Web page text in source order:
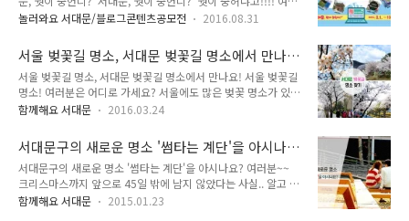
요 명소, 축제, 맛집, 미담사례, 역사·문화탐방 후기 등 ● 접수
국민 누구나(지역, 연령 제한 없음) ● 응모방법 - 이메일 접수 ..
분이 찾아주세요!! ^^ 「제4회 서대문구 블로그 콘텐츠 공모
숨은 곳, 맛집, 역사·문화 탐방 등 알릴 수 있는 기회랍니다~
TONG지기가 자세히 알려드릴게요! 「제4회 서대문구 블로그
콘텐츠 공모전」 참여 안내! ▶ 공모주제 - 서대문구의 과거와
현재 모습이 담긴 사진, 동영상 속 자신만의 이야기 - 서대문구의
숨은 명소, 맛집, 역사·문화탐방 후기, 축제 등 다양한 이야기 ▶
및 서약서 첨부, 이메일로 제출 ▶ 신청기간 - 2..
놀러와요 서대문/블로그콘텐츠공모전 2016.08.31
서울 벚꽃길 명소, 서대문 벚꽃길 명소에서 만나
요!
서울 벚꽃길 명소, 서대문 벚꽃길 명소에서 만나요! 서울 벚꽃길
명소! 여러분은 어디로 가세요? 서울에도 많은 벚꽃 명소가 있는
데요. 오늘 TONG지기가 소개해 드릴 곳은 '서대문 벚꽃길'이에
들이 알고있는 서대문 안산 벚꽃축제 이외에도 벚꽃을 감상 할
수 있답니다. TONG지기만 아는 명소 여러분께~ 공개합니다
^0^ :: 서대문 안산 벚꽃길 서울 벚꽃 명소로도 자리잡은 '서대문
안산 벚꽃'입니다. 하늘과 닿을듯한 벚꽃의 모습이 일품인데요.
길 주변에 있는 벚꽃이 아닌, 자연과 함께! 자연속에서 만날 수
함께해요 서대문 2016.03.24
서대문구의 새로운 명소 '썸타는 계단'을 아시나
요?
서대문구의 새로운 명소 '썸타는 계단'을 아시나요? 여러분~~
크리스마스까지 앞으로 45일 밖에 남지 않았다는 사실.. 알고 계
시나요? 솔로분들은 옆구리가 추운 계절이고 커플이신 분들은
함께해요 서대문 2015.01.23